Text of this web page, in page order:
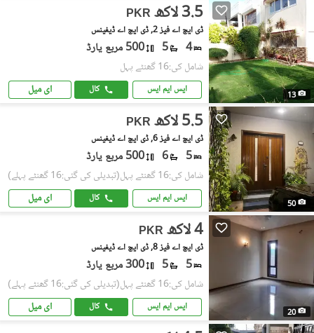
13
PKR 3.5 لاکھ
ڈی ایچ اے فیز 2, ڈی ایچ اے ڈیفینس
4
5 500 مربع یارڈ
شامل کی:16 گھنٹے پہل
ایس ایم ایس کال ای میل
50
PKR 5.5 لاکھ
ڈی ایچ اے فیز 6, ڈی ایچ اے ڈیفینس
5
6 500 مربع یارڈ
شامل کی:16 گھنٹے پہل (تبدیلی کی گئی:16 گھنٹے پہلے)
ایس ایم ایس کال ای میل
20
PKR 4 لاکھ
ڈی ایچ اے فیز 8, ڈی ایچ اے ڈیفینس
5
5 300 مربع یارڈ
شامل کی:16 گھنٹے پہل (تبدیلی کی گئی:16 گھنٹے پہلے)
ایس ایم ایس کال ای میل